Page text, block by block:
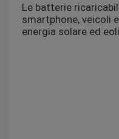
Le batterie
smartphone, veicoli
energia solare ed